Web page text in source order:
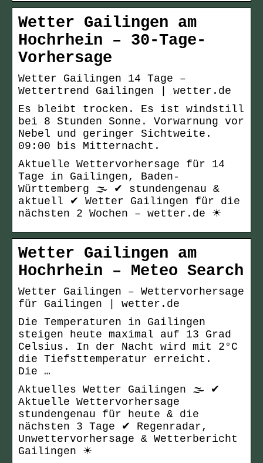
Wetter Gailingen am
Hochrhein – 30-Tage-
Vorhersage
Wetter Gailingen 14 Tage –
Wettertrend Gailingen | wetter.de
Es bleibt trocken. Es ist windstill
bei 8 Stunden Sonne. Vorwarnung vor
Nebel und geringer Sichtweite.
09:00 bis Mitternacht.
Aktuelle Wettervorhersage für 14
Tage in Gailingen, Baden-
Württemberg 🌫️ ✔ stundengenau &
aktuell ✔ Wetter Gailingen für die
nächsten 2 Wochen – wetter.de ☀
Wetter Gailingen am
Hochrhein – Meteo Search
Wetter Gailingen – Wettervorhersage
für Gailingen | wetter.de
Die Temperaturen in Gailingen
steigen heute maximal auf 13 Grad
Celsius. In der Nacht wird mit 2°C
die Tiefsttemperatur erreicht.
Die …
Aktuelles Wetter Gailingen 🌫️ ✔
Aktuelle Wettervorhersage
stundengenau für heute & die
nächsten 3 Tage ✔ Regenradar,
Unwettervorhersage & Wetterbericht
Gailingen ☀